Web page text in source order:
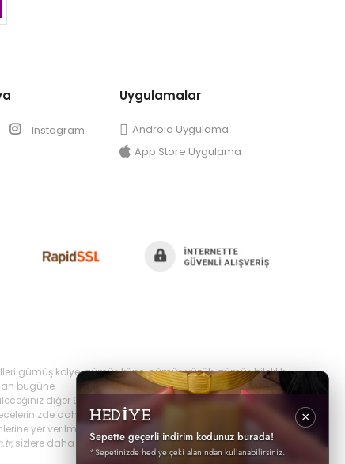
Instagram
Uygulamalar
Android Uygulama
App Store Uygulama
gümüş kolye, gümüş küpe, gümüş yüzük, gümüş bileklik,
bugüne
diğer 925 ayar takı ürünlerini
daha şık olabilir,
yer verilmektedir, ayrıca sürekli yenilenen
, sizlere daha iyi hizmet sunabilmek adına hızlı
HEDİYE
Sepette geçerli indirim kodunuz burada!
*Sepetinizde hediye çeki alanından kullanabilirsiniz.
×